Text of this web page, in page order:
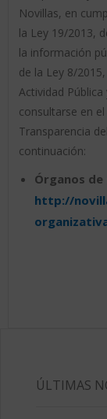
Novillas, en
la Ley 19/2013,
la información
de la Ley 8/
Actividad
consultarse en
Transparencia
continuación:
Órganos
http://
ÚLTIMAS